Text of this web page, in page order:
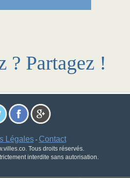
? Partagez !
Légales- Contact
Tous droits réservés.
interdite sans autorisation.